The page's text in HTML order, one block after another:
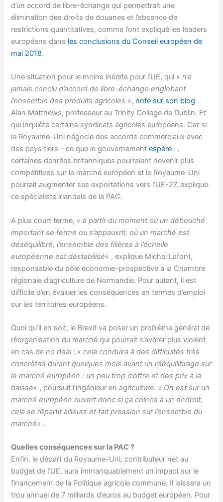
d’un accord de libre-échange qui permettrait une
élimination des droits de douanes et l’absence de
restrictions quantitatives, comme l’ont expliqué les leaders
européens dans les conclusions du Conseil européen de
mai 2018.
Une situation pour le moins inédite pour l’UE, qui «n’a
jamais conclu d’accord de libre-échange englobant
l’ensemble des produits agricoles », note sur son blog
Alan Matthews, professeur au Trinity College de Dublin. Et
qui inquiète certains syndicats agricoles européens. Car si
le Royaume-Uni négocie des accords commerciaux avec
des pays tiers – ce que le gouvernementespère -,
certaines denrées britanniques pourraient devenir plus
compétitives sur le marché européen et le Royaume-Uni
pourrait augmenter ses exportations vers l’UE-27, explique
ce spécialiste irlandais de la PAC.
A plus court terme, « à partir du moment où un débouché
important se ferme ou s’appauvrit, où un marché est
déséquilibré, l’ensemble des filières à l’échelle
européenne est déstabilisé« , explique Michel Lafont,
responsable du pôle économie-prospective à la Chambre
régionale d’agriculture de Normandie. Pour autant, il est
difficile d’en évaluer les conséquences en termes d’emploi
sur les territoires européens.
Quoi qu’il en soit, le Brexit va poser un problème général de
réorganisation du marché qui pourrait s’avérer plus violent
en cas deno deal: «cela conduira à des difficultés très
concrètes durant quelques mois avant un rééquilibrage sur
le marché européen : un peu trop d’offre et des prix à la
baisse« , poursuit l’ingénieur en agriculture. « On est sur un
marché européen ouvert donc si ça coince à un endroit,
cela se répartit ailleurs et fait pression sur l’ensemble du
marché« .
Quelles conséquences sur la PAC ?
Enfin, le départ du Royaume-Uni, contributeur net au
budget de l’UE, aura immanquablement un impact sur le
financement de la Politique agricole commune. Il laissera un
trou annuel de 7 milliards d’euros au budget européen. Pour